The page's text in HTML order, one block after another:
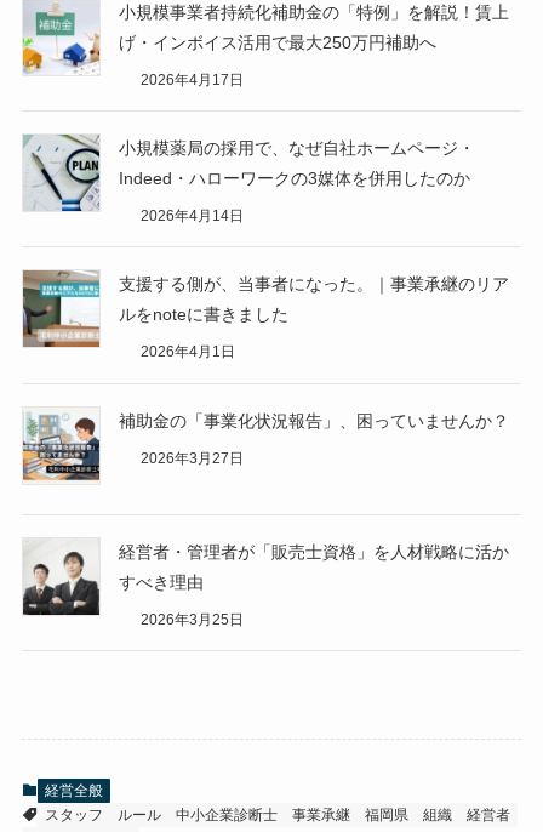
小規模事業者持続化補助金の「特例」を解説！賃上
げ・インボイス活用で最大250万円補助へ
2026年4月17日
小規模薬局の採用で、なぜ自社ホームページ・
Indeed・ハローワークの3媒体を併用したのか
2026年4月14日
支援する側が、当事者になった。｜事業承継のリア
ルをnoteに書きました
2026年4月1日
補助金の「事業化状況報告」、困っていませんか？
2026年3月27日
経営者・管理者が「販売士資格」を人材戦略に活か
すべき理由
2026年3月25日
経営全般
スタッフ
ルール 中小企業診断士 事業承継 福岡県 組織
経営者